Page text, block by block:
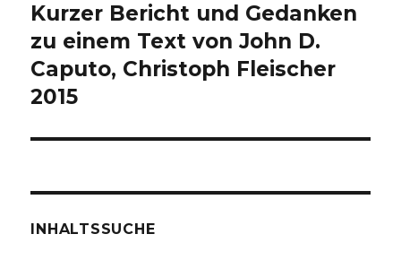
Kurzer Bericht und Gedanken
zu einem Text von John D.
Caputo, Christoph Fleischer
2015
INHALTSSUCHE